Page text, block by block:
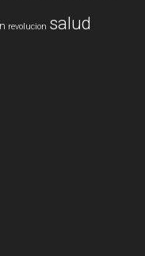
revolucion salud